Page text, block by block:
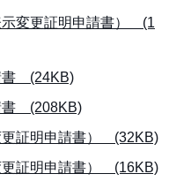
変更証明申請書） (1
書 (24KB)
書 (208KB)
証明申請書） (32KB)
証明申請書） (16KB)